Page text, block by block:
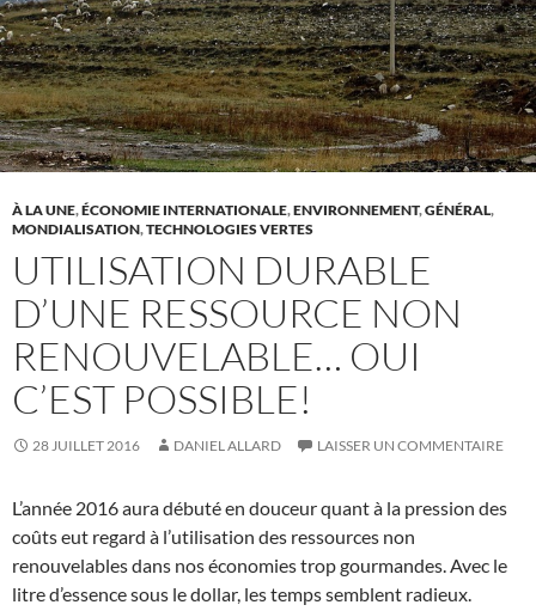
À LA UNE,ÉCONOMIE INTERNATIONALE,ENVIRONNEMENT,GÉNÉRAL,
MONDIALISATION,TECHNOLOGIES VERTES
UTILISATION DURABLE
D’UNE RESSOURCE NON
RENOUVELABLE… OUI
C’EST POSSIBLE!
28 JUILLET 2016 DANIEL ALLARD LAISSER UN COMMENTAIRE
L’année 2016 aura débuté en douceur quant à la pression des
coûts eut regard à l’utilisation des ressources non
renouvelables dans nos économies trop gourmandes. Avec le
litre d’essence sous le dollar, les temps semblent radieux.